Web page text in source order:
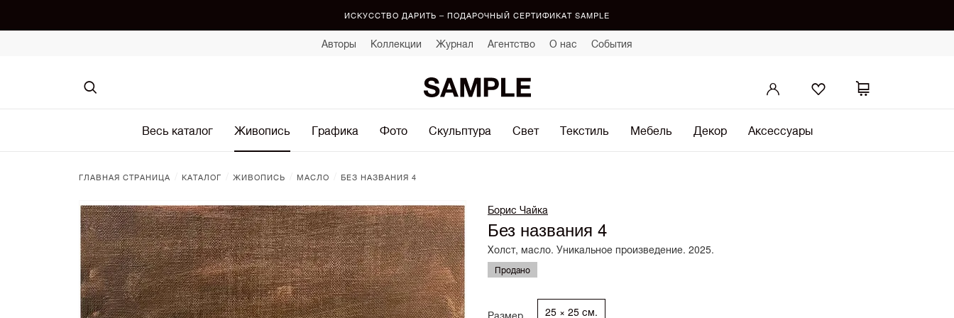
ИСКУССТВО ДАРИТЬ – ПОДАРОЧНЫЙ СЕРТИФИКАТ SAMPLE
Авторы Коллекции Журнал Агентство О нас События
Весь каталог Живопись Графика Фото Скульптура Свет Текстиль Мебель Декор Аксессуары
ГЛАВНАЯ СТРАНИЦА КАТАЛОГ ЖИВОПИСЬ МАСЛО БЕЗ НАЗВАНИЯ 4
Борис Чайка
Без названия 4
Холст, масло. Уникальное произведение. 2025.
Продано
Размер 25 × 25 см.